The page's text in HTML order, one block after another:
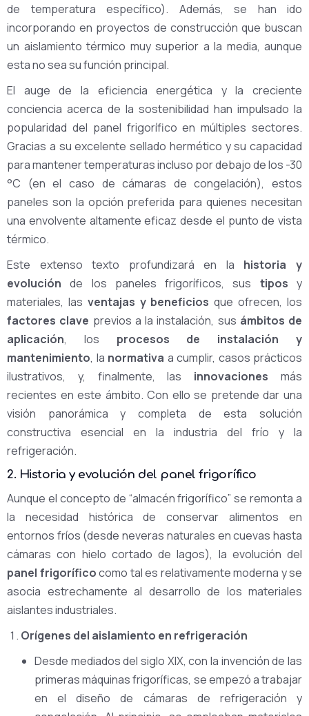
de temperatura específico). Además, se han ido
incorporando en proyectos de construcción que buscan
un aislamiento térmico muy superior a la media, aunque
esta no sea su función principal.
El auge de la eficiencia energética y la creciente
conciencia acerca de la sostenibilidad han impulsado la
popularidad del panel frigorífico en múltiples sectores.
Gracias a su excelente sellado hermético y su capacidad
para mantener temperaturas incluso por debajo de los -30
°C (en el caso de cámaras de congelación), estos
paneles son la opción preferida para quienes necesitan
una envolvente altamente eficaz desde el punto de vista
térmico.
Este extenso texto profundizará en la historia y
evolución de los paneles frigoríficos, sus tipos y
materiales, las ventajas y beneficios que ofrecen, los
factores clave previos a la instalación, sus ámbitos de
aplicación, los procesos de instalación y
mantenimiento, la normativa a cumplir, casos prácticos
ilustrativos, y, finalmente, las innovaciones más
recientes en este ámbito. Con ello se pretende dar una
visión panorámica y completa de esta solución
constructiva esencial en la industria del frío y la
refrigeración.
2. Historia y evolución del panel frigorífico
Aunque el concepto de “almacén frigorífico” se remonta a
la necesidad histórica de conservar alimentos en
entornos fríos (desde neveras naturales en cuevas hasta
cámaras con hielo cortado de lagos), la evolución del
panel frigoríficocomo tal es relativamente moderna y se
asocia estrechamente al desarrollo de los materiales
aislantes industriales.
Orígenes del aislamiento en refrigeración
Desde mediados del siglo XIX, con la invención de las
primeras máquinas frigoríficas, se empezó a trabajar
en el diseño de cámaras de refrigeración y